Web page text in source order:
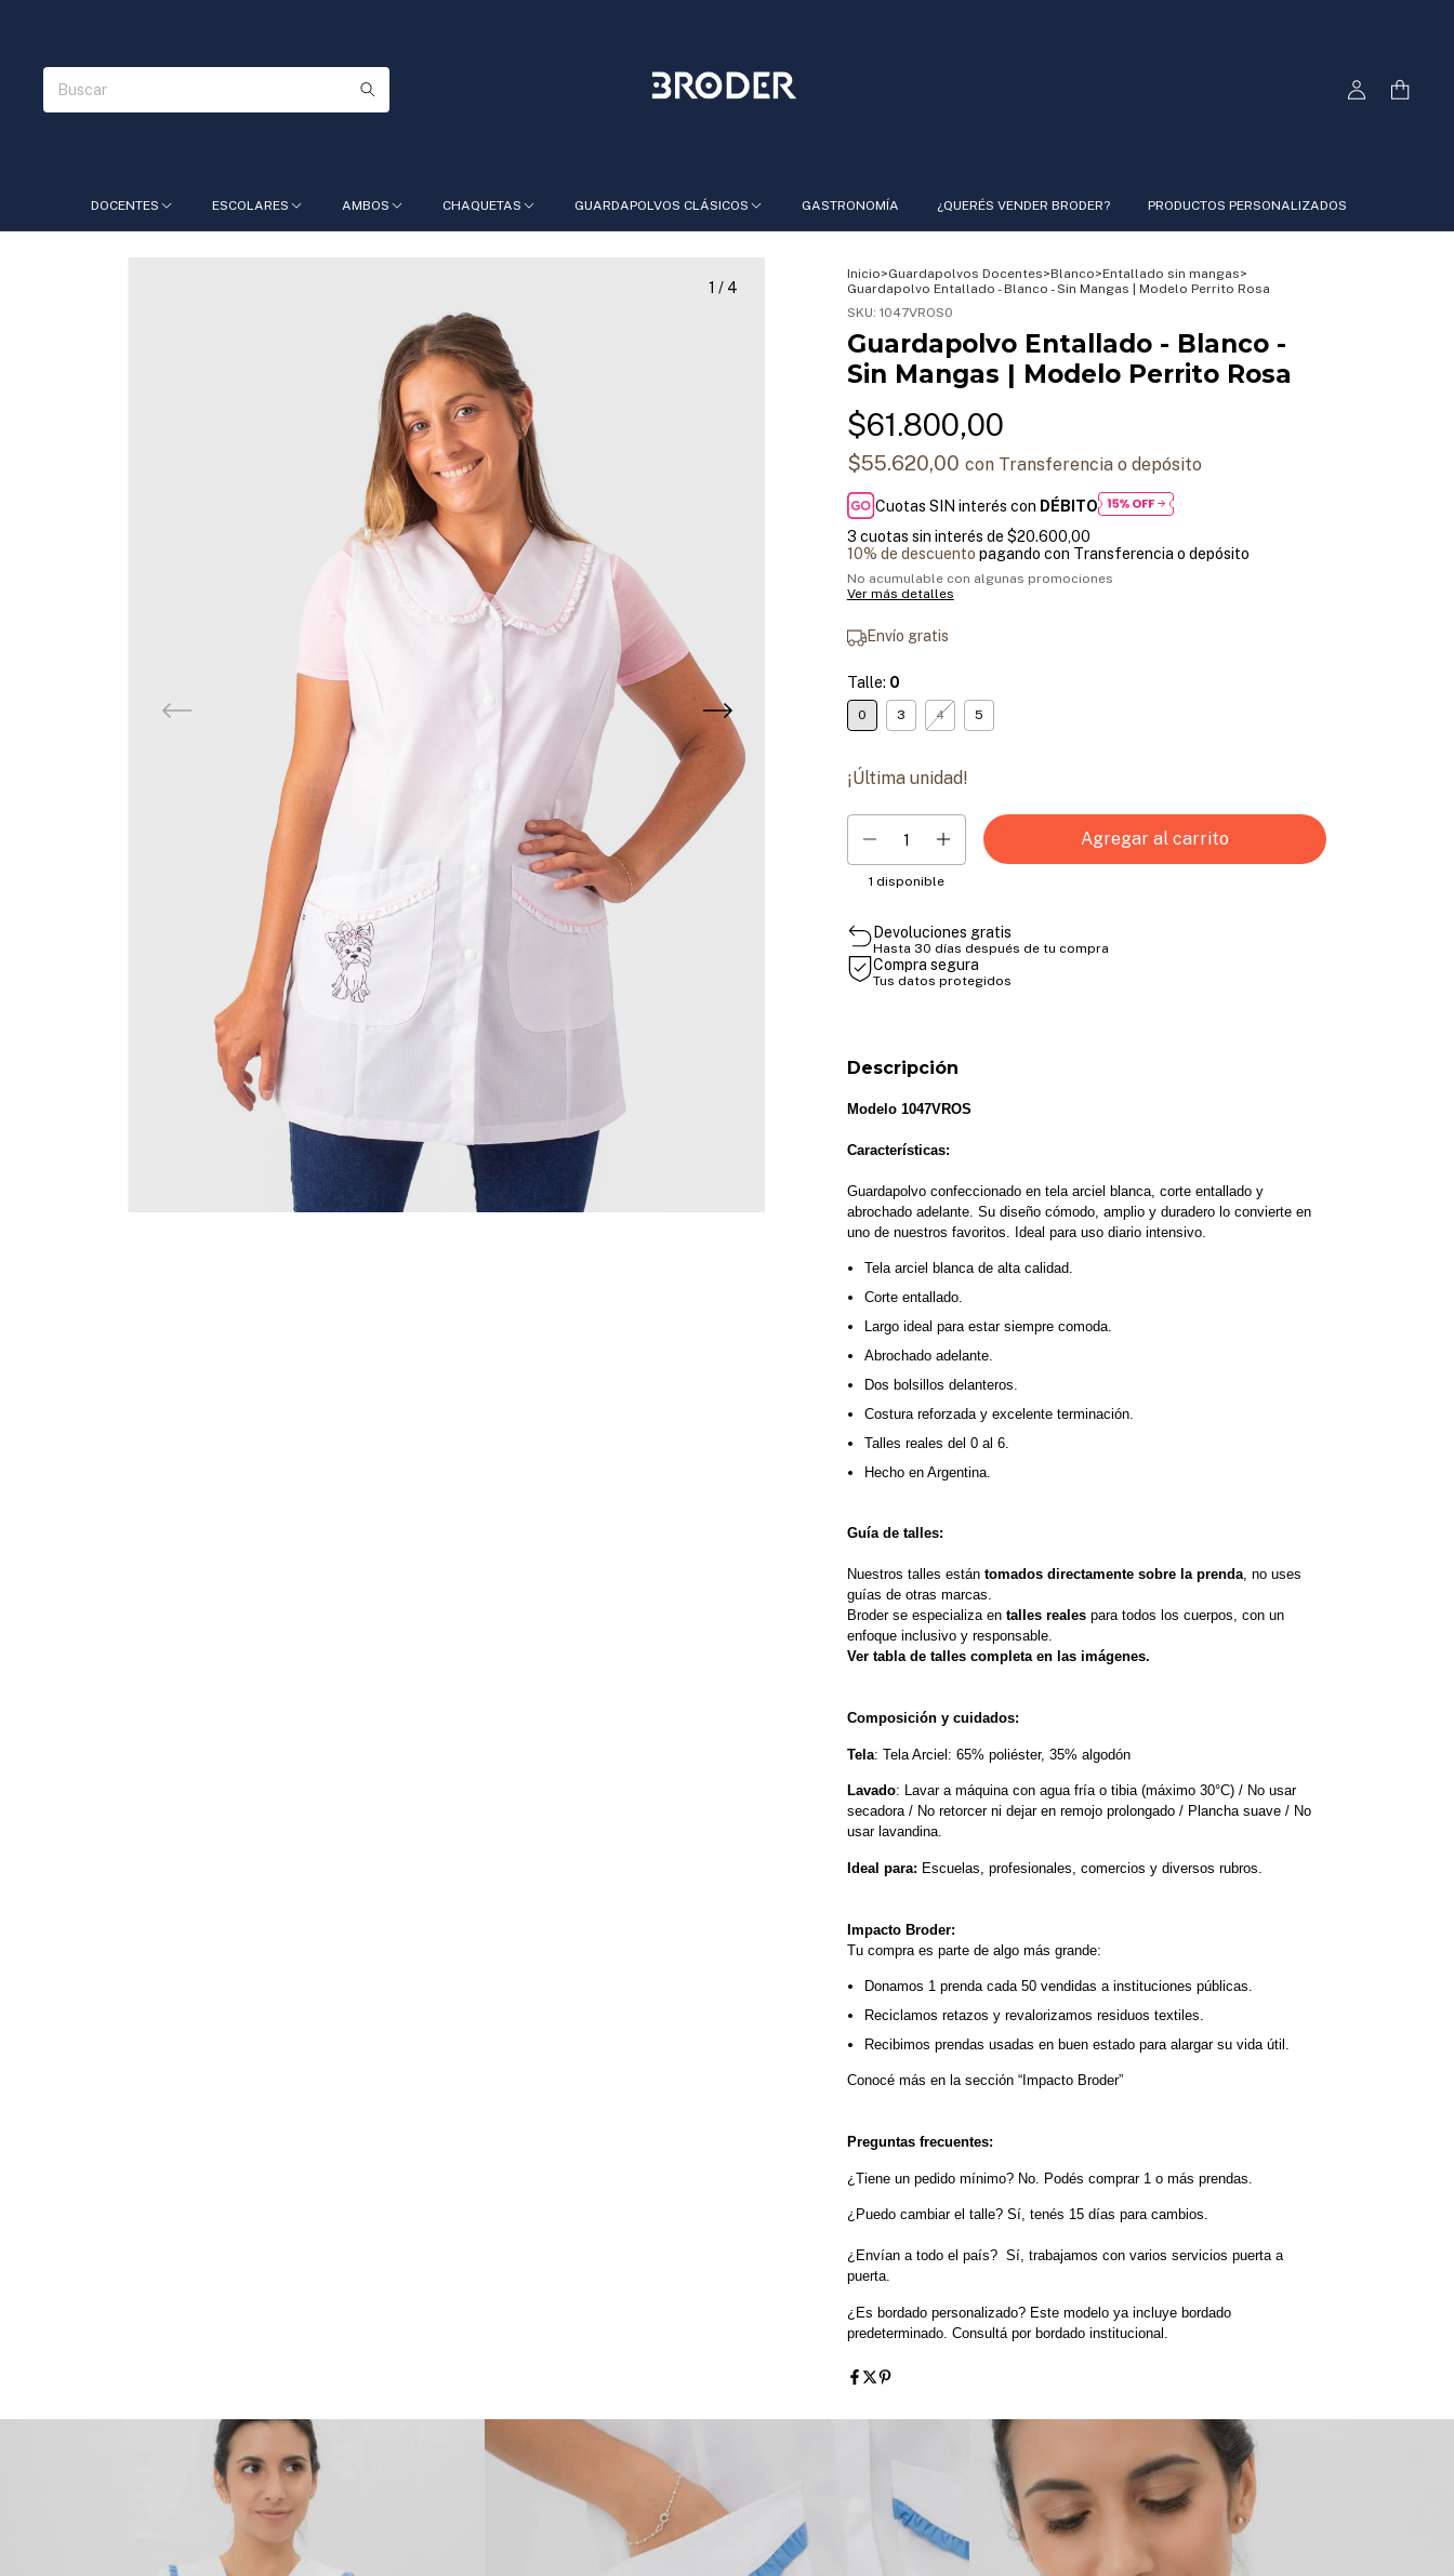
DOCENTES ESCOLARES AMBOS CHAQUETAS GUARDAPOLVOS CLÁSICOS GASTRONOMÍA ¿QUERÉS VENDER BRODER? PRODUCTOS PERSONALIZADOS
1 / 4
Inicio>Guardapolvos Docentes>Blanco>Entallado sin mangas>
Guardapolvo Entallado - Blanco - Sin Mangas | Modelo Perrito Rosa
SKU: 1047VROS0
Guardapolvo Entallado - Blanco -
Sin Mangas | Modelo Perrito Rosa
$61.800,00
$55.620,00 con Transferencia o depósito
Cuotas SIN interés con DÉBITO
3 cuotas sin interés de $20.600,00
10% de descuento pagando con Transferencia o depósito
No acumulable con algunas promociones
Ver más detalles
Envío gratis
Talle: 0
0 3 4 5
¡Última unidad!
1 disponible
Devoluciones gratis
Hasta 30 días después de tu compra
Compra segura
Tus datos protegidos
Descripción
Modelo 1047VROS
Características:
Guardapolvo confeccionado en tela arciel blanca, corte entallado y
abrochado adelante. Su diseño cómodo, amplio y duradero lo convierte en
uno de nuestros favoritos. Ideal para uso diario intensivo.
Tela arciel blanca de alta calidad.
Corte entallado.
Largo ideal para estar siempre comoda.
Abrochado adelante.
Dos bolsillos delanteros.
Costura reforzada y excelente terminación.
Talles reales del 0 al 6.
Hecho en Argentina.
Guía de talles:
Nuestros talles están tomados directamente sobre la prenda, no uses
guías de otras marcas.
Broder se especializa en talles reales para todos los cuerpos, con un
enfoque inclusivo y responsable.
Ver tabla de talles completa en las imágenes.
Composición y cuidados:
Tela: Tela Arciel: 65% poliéster, 35% algodón
Lavado: Lavar a máquina con agua fría o tibia (máximo 30°C) / No usar
secadora / No retorcer ni dejar en remojo prolongado / Plancha suave / No
usar lavandina.
Ideal para: Escuelas, profesionales, comercios y diversos rubros.
Impacto Broder:
Tu compra es parte de algo más grande:
Donamos 1 prenda cada 50 vendidas a instituciones públicas.
Reciclamos retazos y revalorizamos residuos textiles.
Recibimos prendas usadas en buen estado para alargar su vida útil.
Conocé más en la sección “Impacto Broder”
Preguntas frecuentes:
¿Tiene un pedido mínimo? No. Podés comprar 1 o más prendas.
¿Puedo cambiar el talle? Sí, tenés 15 días para cambios.
¿Envían a todo el país?  Sí, trabajamos con varios servicios puerta a
puerta.
¿Es bordado personalizado? Este modelo ya incluye bordado
predeterminado. Consultá por bordado institucional.